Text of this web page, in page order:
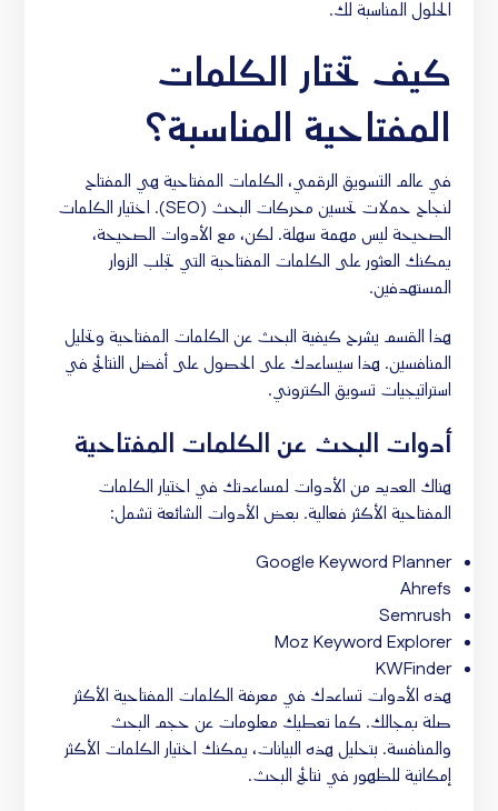
الحلول المناسبة لك.
كيف تختار الكلمات
المفتاحية المناسبة؟
في عالم التسويق الرقمي، الكلمات المفتاحية هي المفتاح
لنجاح حملات تحسين محركات البحث
(SEO). اختيار الكلمات
الصحيحة ليس مهمة سهلة. لكن، مع الأدوات الصحيحة،
يمكنك العثور على الكلمات المفتاحية التي تجلب الزوار
المستهدفين.
هذا القسم يشرح كيفية البحث عن الكلمات المفتاحية وتحليل
المنافسين. هذا سيساعدك على الحصول على أفضل النتائج في
استراتيجيات تسويق الكتروني.
أدوات البحث عن الكلمات المفتاحية
هناك العديد من الأدوات لمساعدتك في اختيار الكلمات
المفتاحية الأكثر فعالية. بعض الأدوات الشائعة تشمل:
Google Keyword Planner
Ahrefs
Semrush
Moz Keyword Explorer
KWFinder
هذه الأدوات تساعدك في معرفة الكلمات المفتاحية الأكثر
صلة بمجالك. كما تعطيك معلومات عن حجم البحث
والمنافسة. بتحليل هذه البيانات، يمكنك اختيار الكلمات الأكثر
إمكانية للظهور في نتائج البحث.